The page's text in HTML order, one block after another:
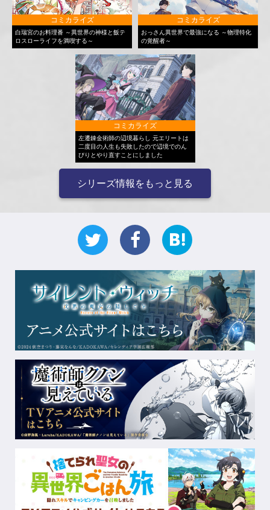
コミカライズ
白瑞宮のお料理番 ～異世界の神様と飯テ
ロスローライフを満喫する～
コミカライズ
おっさん異世界で最強になる ～物理特化
の覚醒者～
コミカライズ
左遷錬金術師の辺境暮らし 元エリートは
二度目の人生も失敗したので辺境でのん
びりとやり直すことにしました
シリーズ情報をもっと見る